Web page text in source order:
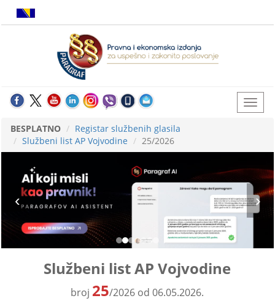
BESPLATNO
Registar službenih glasila
Službeni list AP Vojvodine
25/2026
Službeni list AP Vojvodine
broj 25/2026 od 06.05.2026.